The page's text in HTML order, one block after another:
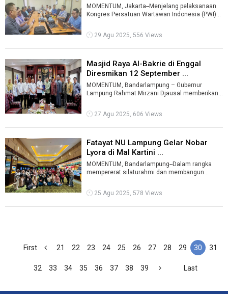
Pers ...
MOMENTUM, Jakarta--Menjelang pelaksanaan
Kongres Persatuan Wartawan Indonesia (PWI)
29 Agu 2025, 556 Views
Masjid Raya Al-Bakrie di Enggal
Diresmikan 12 September ...
MOMENTUM, Bandarlampung – Gubernur
Lampung Rahmat Mirzani Djausal memberikan
Bakr ...
27 Agu 2025, 606 Views
Fatayat NU Lampung Gelar Nobar
Lyora di Mal Kartini ...
MOMENTUM, Bandarlampung--Dalam rangka
mempererat silaturahmi dan membangun
Wilaya ...
25 Agu 2025, 578 Views
First 21 22 23 24 25 26 27 28 29 30 31
32 33 34 35 36 37 38 39 Last